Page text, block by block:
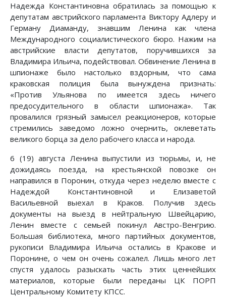
Надежда Константиновна обратилась за помощью к
депутатам австрийского парламента Виктору Адлеру и
Герману Диаманду, знавшим Ленина как члена
Международного социалистического бюро. Нажим на
австрийские власти депутатов, поручившихся за
Владимира Ильича, подействовал. Обвинение Ленина в
шпионаже было настолько вздорным, что сама
краковская полиция была вынуждена признать:
«Против Ульянова по имеется здесь ничего
предосудительного в области шпионажа». Так
провалился грязный замысел реакционеров, которые
стремились заведомо ложно очернить, оклеветать
великого борца за дело рабочего класса и народа.
6 (19) августа Ленина выпустили из тюрьмы, и, не
дожидаясь поезда, на крестьянской повозке он
направился в Поронин, откуда через неделю вместе с
Надеждой Константиновной и Елизаветой
Васильевной выехал в Краков. Получив здесь
документы на выезд в нейтральную Швейцарию,
Ленин вместе с семьей покинул Австро-Венгрию.
Большая библиотека, много партийных документов,
рукописи Владимира Ильича остались в Кракове и
Поронине, о чем он очень сожалел. Лишь много лет
спустя удалось разыскать часть этих ценнейших
материалов, которые были переданы ЦК ПОРП
Центральному Комитету КПСС.